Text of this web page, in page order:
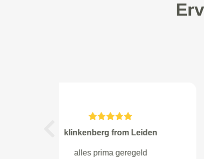
Y. Tamminga from Zutphen
Voor zover ik het kan
Previous